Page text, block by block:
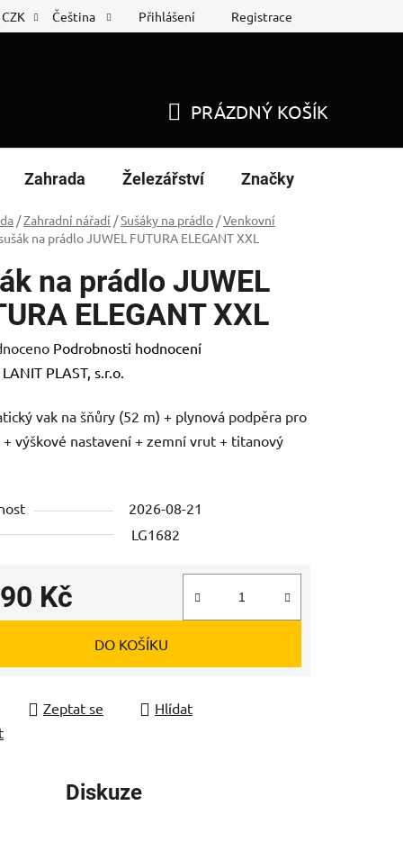
list Nákup na splátky
CZK Čeština Přihlášení Registrace
KOŠÍK
PRÁZDNÝ KOŠÍK
Zahrada Železářství Značky
/Zahradní nářadí /Sušáky na prádlo /Venkovní
na prádlo JUWEL FUTURA ELEGANT XXL
na prádlo JUWEL
ELEGANT XXL
Podrobnosti hodnocení
LANIT PLAST, s.r.o.
vak na šňůry (52 m) + plynová podpěra pro
výškové nastavení + zemní vrut + titanový
2026-08-21
LG1682
Kč
DO KOŠÍKU
Zeptat se
Hlídat
Diskuze